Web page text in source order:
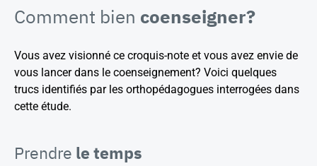
Comment bien coenseigner?
Vous avez visionné ce croquis-note et vous avez envie de
vous lancer dans le coenseignement? Voici quelques
trucs identifiés par les orthopédagogues interrogées dans
cette étude.
Prendre le temps